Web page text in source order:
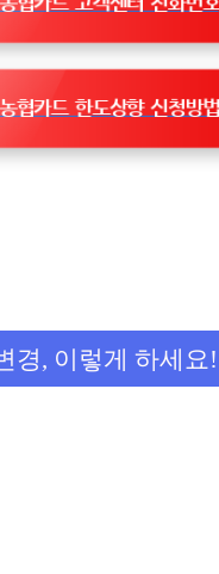
농협카드 한도상향 신청방법
경, 이렇게 하세요!